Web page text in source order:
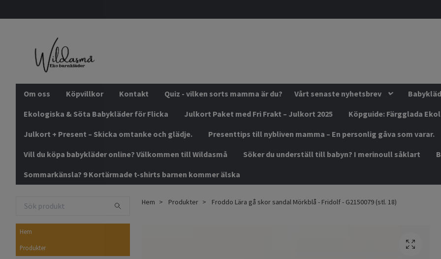
Om oss Köpvillkor Kontakt Quiz - vilken sorts mamma är du? Vårt senaste nyhetsbrev
Ekologiska & Söta Babykläder för Flicka Julkort Paket med Fri Frakt – Julkort 2025 Köpguide: Färgglada
Julkort + Present – Skicka omtanke och glädje. Presenttips till nybliven mamma – En personlig gåva som varar.
Vill du köpa babykläder online? Välkommen till Wildasmå Söker du underställ till babyn? I merinoull såklart
Sommarkänsla? 9 Kortärmade t-shirts barnen kommer älska
Hem
Produkter
Hem Produkter Froddo Lära gå skor sandal Mörkblå - Fridolf - G2150079 (stl. 18)